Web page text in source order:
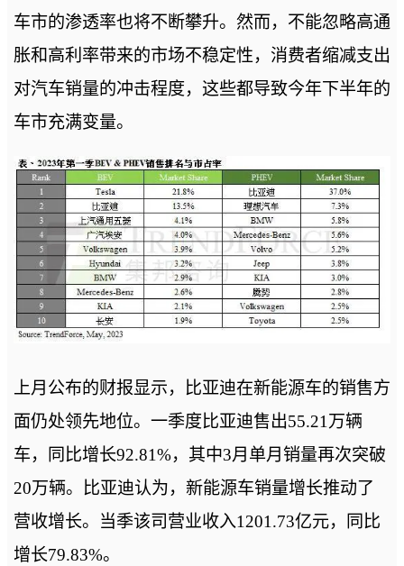
车市的渗透率也将不断攀升。然而，不能忽略高通
胀和高利率带来的市场不稳定性，消费者缩减支出
对汽车销量的冲击程度，这些都导致今年下半年的
车市充满变量。
上月公布的财报显示，比亚迪在新能源车的销售方
面仍处领先地位。一季度比亚迪售出55.21万辆
车，同比增长92.81%，其中3月单月销量再次突破
20万辆。比亚迪认为，新能源车销量增长推动了
营收增长。当季该司营业收入1201.73亿元，同比
增长79.83%。